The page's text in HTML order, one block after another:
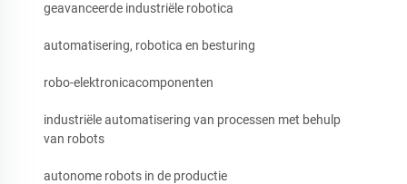
geavanceerde industriële robotica
automatisering, robotica en besturing
robo-elektronicacomponenten
industriële automatisering van processen met behulp
van robots
autonome robots in de productie